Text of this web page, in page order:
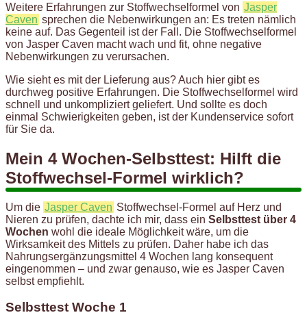
Weitere Erfahrungen zur Stoffwechselformel von Jasper
Caven sprechen die Nebenwirkungen an: Es treten nämlich
keine auf. Das Gegenteil ist der Fall. Die Stoffwechselformel
von Jasper Caven macht wach und fit, ohne negative
Nebenwirkungen zu verursachen.
Wie sieht es mit der Lieferung aus? Auch hier gibt es
durchweg positive Erfahrungen. Die Stoffwechselformel wird
schnell und unkompliziert geliefert. Und sollte es doch
einmal Schwierigkeiten geben, ist der Kundenservice sofort
für Sie da.
Mein 4 Wochen-Selbsttest: Hilft die
Stoffwechsel-Formel wirklich?
Um die Jasper Caven Stoffwechsel-Formel auf Herz und
Nieren zu prüfen, dachte ich mir, dass ein Selbsttest über 4
Wochen wohl die ideale Möglichkeit wäre, um die
Wirksamkeit des Mittels zu prüfen. Daher habe ich das
Nahrungsergänzungsmittel 4 Wochen lang konsequent
eingenommen – und zwar genauso, wie es Jasper Caven
selbst empfiehlt.
Selbsttest Woche 1